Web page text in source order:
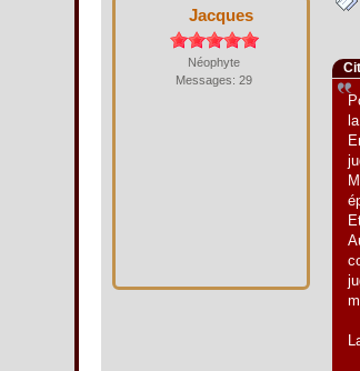
Jacques
Néophyte
Messages: 29